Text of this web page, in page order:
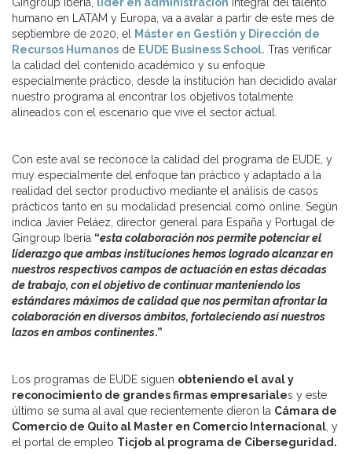
humano en LATAM y Europa, va a avalar a partir de este mes de
septiembre de 2020, el
Máster en Gestión y Dirección de
Recursos Humanos de EUDE Business School. Tras verificar
la calidad del contenido académico y su enfoque
especialmente práctico, desde la institución han decidido avalar
nuestro programa al encontrar los objetivos totalmente
alineados con el escenario que vive el sector actual.
Con este aval se reconoce la calidad del programa de EUDE, y
muy especialmente del enfoque tan práctico y adaptado a la
realidad del sector productivo mediante el análisis de casos
prácticos tanto en su modalidad presencial como online. Según
indica Javier Peláez, director general para España y Portugal de
Gingroup Iberia “esta colaboración nos permite potenciar el
liderazgo que ambas instituciones hemos logrado alcanzar en
nuestros respectivos campos de actuación en estas décadas
de trabajo, con el objetivo de continuar manteniendo los
estándares máximos de calidad que nos permitan afrontar la
colaboración en diversos ámbitos, fortaleciendo así nuestros
lazos en ambos continentes.”
Los programas de EUDE siguen obteniendo el aval y
reconocimiento de grandes firmas empresariales y este
último se suma al aval que recientemente dieron la Cámara de
Comercio de Quito al Master en Comercio Internacional , y
el portal de empleo Ticjob al programa de Ciberseguridad.